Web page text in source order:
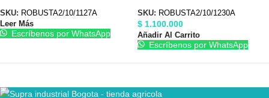
SKU: ROBUSTA2/10/1127A
Leer Más
Escríbenos por WhatsApp
SKU: ROBUSTA2/10/1230A
$ 1.100.000
Añadir Al Carrito
Escríbenos por WhatsApp